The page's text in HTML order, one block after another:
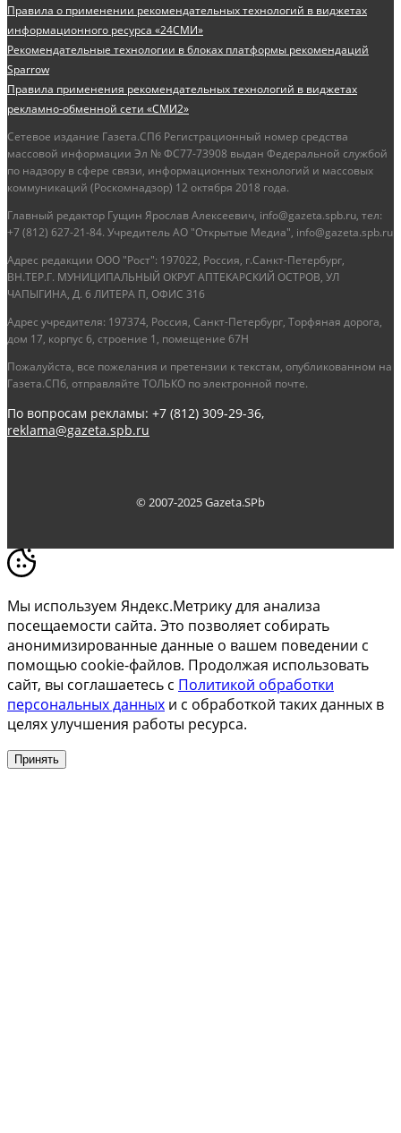
Правила о применении рекомендательных технологий в виджетах
информационного ресурса «24СМИ»
Рекомендательные технологии в блоках платформы рекомендаций
Sparrow
Правила применения рекомендательных технологий в виджетах
рекламно-обменной сети «СМИ2»
Сетевое издание Газета.СПб Регистрационный номер средства
массовой информации Эл № ФС77-73908 выдан Федеральной службой
по надзору в сфере связи, информационных технологий и массовых
коммуникаций (Роскомнадзор) 12 октября 2018 года.
Главный редактор Гущин Ярослав Алексеевич, info@gazeta.spb.ru, тел:
+7 (812) 627-21-84. Учредитель АО "Открытые Медиа", info@gazeta.spb.ru
Адрес редакции ООО "Рост": 197022, Россия, г.Санкт-Петербург,
ВН.ТЕР.Г. МУНИЦИПАЛЬНЫЙ ОКРУГ АПТЕКАРСКИЙ ОСТРОВ, УЛ
ЧАПЫГИНА, Д. 6 ЛИТЕРА П, ОФИС 316
Адрес учредителя: 197374, Россия, Санкт-Петербург, Торфяная дорога,
дом 17, корпус 6, строение 1, помещение 67Н
Пожалуйста, все пожелания и претензии к текстам, опубликованном на
Газета.СПб, отправляйте ТОЛЬКО по электронной почте.
По вопросам рекламы: +7 (812) 309-29-36,
reklama@gazeta.spb.ru
© 2007-2025 Gazeta.SPb
Мы используем Яндекс.Метрику для анализа
посещаемости сайта. Это позволяет собирать
анонимизированные данные о вашем поведении с
помощью cookie-файлов. Продолжая использовать
сайт, вы соглашаетесь с Политикой обработки
персональных данных и с обработкой таких данных в
целях улучшения работы ресурса.
Принять